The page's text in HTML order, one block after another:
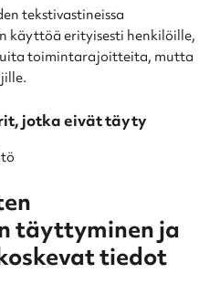
tekstivastineissa
käyttöä erityisesti henkilöille,
toimintarajoitteita, mutta
jotka eivät täyty
täyttyminen ja
tiedot